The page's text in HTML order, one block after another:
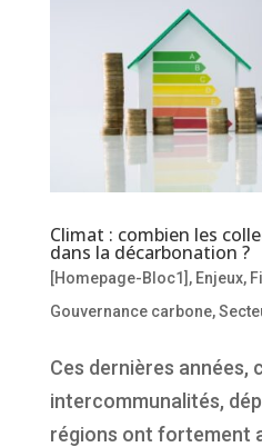
Climat : combien les
dans la décarbonation ?
[Homepage-Bloc1] , Enjeux,
Gouvernance carbone,
Ces dernières années,
intercommunalités,
régions ont fortement